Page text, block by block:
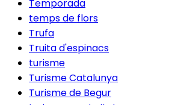
Temporada
temps de flors
Trufa
Truita d'espinacs
turisme
Turisme Catalunya
Turisme de Begur